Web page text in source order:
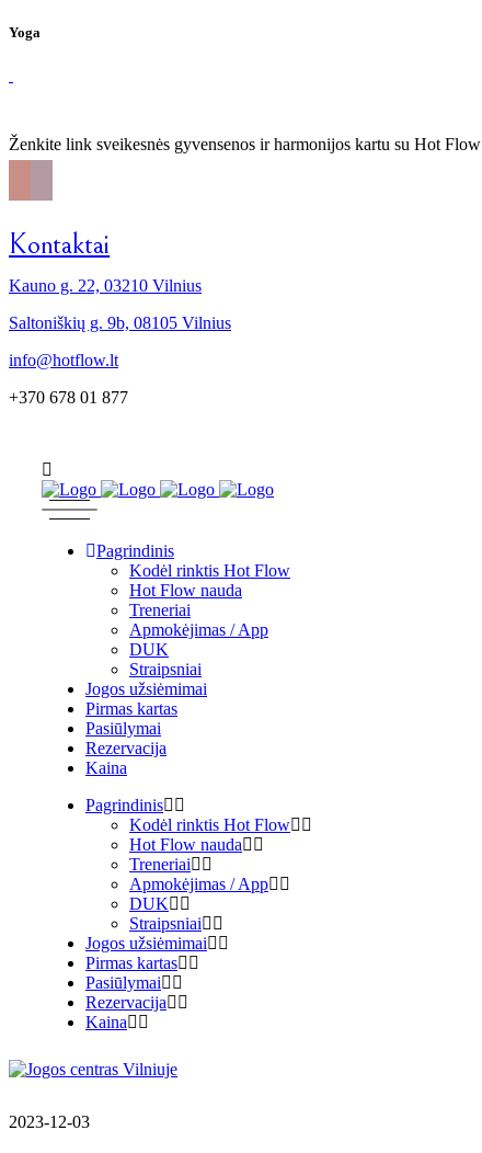
Yoga
Ženkite link sveikesnės gyvensenos ir harmonijos kartu su Hot Flow
Kontaktai
Kauno g. 22, 03210 Vilnius
Saltoniškių g. 9b, 08105 Vilnius
info@hotflow.lt
+370 678 01 877
Pagrindinis
Kodėl rinktis Hot Flow
Hot Flow nauda
Treneriai
Apmokėjimas / App
DUK
Straipsniai
Jogos užsiėmimai
Pirmas kartas
Pasiūlymai
Rezervacija
Kaina
Pagrindinis
Kodėl rinktis Hot Flow
Hot Flow nauda
Treneriai
Apmokėjimas / App
DUK
Straipsniai
Jogos užsiėmimai
Pirmas kartas
Pasiūlymai
Rezervacija
Kaina
2023-12-03